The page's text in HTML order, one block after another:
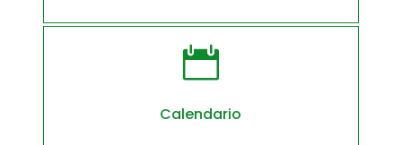

Calendario